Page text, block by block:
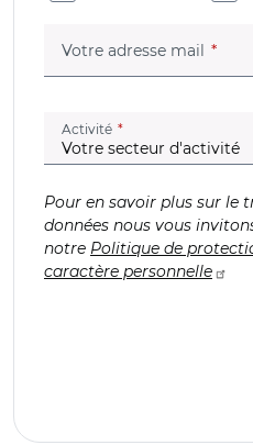
Votre adresse mail
Activité (champ obligatoire)
Pour en savoir plus sur le
données nous vous
notre Politique de
caractère personnelle